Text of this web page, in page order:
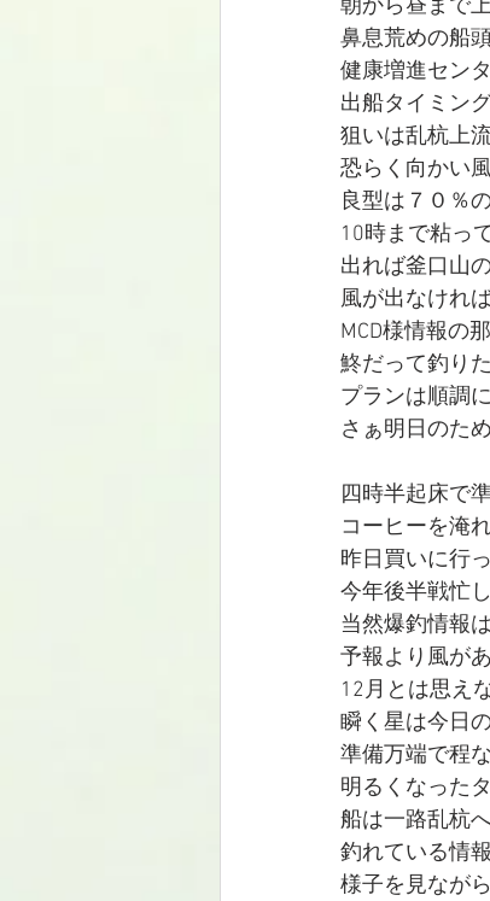
朝から昼まで
鼻息荒めの船
健康増進セン
出船タイミン
狙いは乱杭上
恐らく向かい
良型は７０％
10時まで粘っ
出れば釜口山
風が出なけれ
MCD様情報の
鮗だって釣り
プランは順調
さぁ明日のた
四時半起床で
コーヒーを淹
昨日買いに行
今年後半戦忙
当然爆釣情報
予報より風が
12月とは思え
瞬く星は今日
準備万端で程
明るくなった
船は一路乱杭
釣れている情
様子を見なが